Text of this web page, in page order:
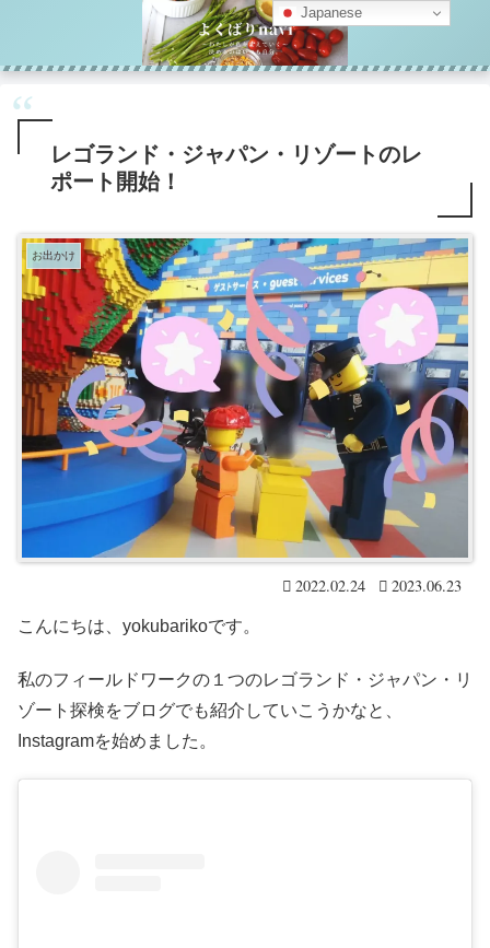
レゴランド・ジャパン・リゾートのレ
ポート開始！
お出かけ
2022.02.24 2023.06.23
こんにちは、yokubarikoです。
私のフィールドワークの１つのレゴランド・ジャパン・リ
ゾート探検をブログでも紹介していこうかなと、
Instagramを始めました。
Japanese